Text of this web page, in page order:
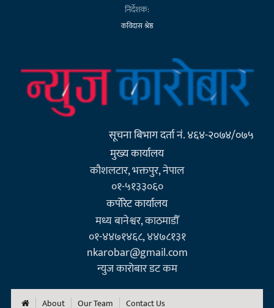
निर्देशक:
कविदास श्रेष्ठ
सूचना बिभाग दर्ता नं. ४६४-२०७४/०७५
मुख्य कार्यालय
कौशलटार, भक्तपुर, नेपाल
०१-५१३३०६०
कर्पाेरेट कार्यालय
मध्य बानेश्वर, काठमाडौँ
०१-४४७१४६८, ४४७८१३१
nkarobar@gmail.com
न्युज कारोबार डट कम
About Our Team Contact Us